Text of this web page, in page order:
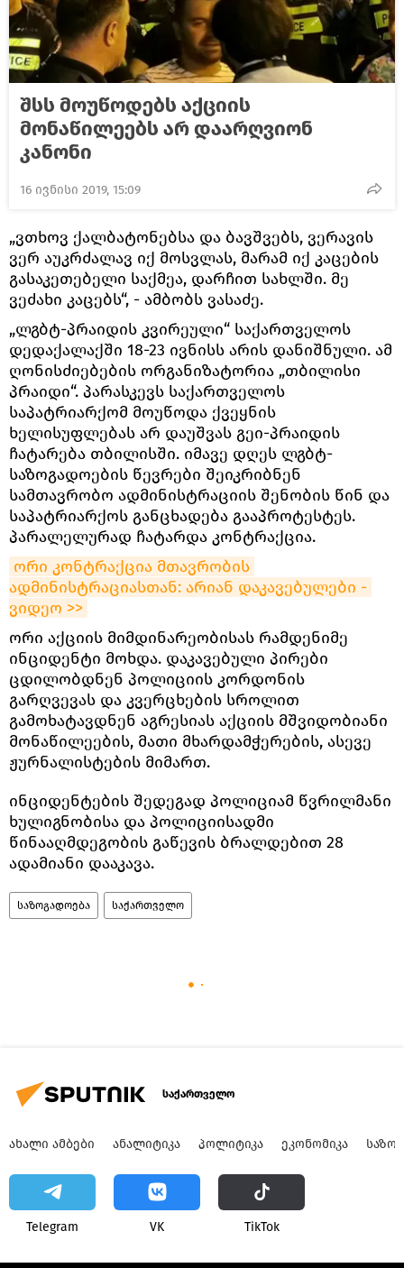
შსს მოუწოდებს აქციის
მონაწილეებს არ დაარღვიონ
კანონი
16 ივნისი 2019, 15:09
„ვთხოვ ქალბატონებსა და ბავშვებს, ვერავის
ვერ აუკრძალავ იქ მოსვლას, მარამ იქ კაცების
გასაკეთებელი საქმეა, დარჩით სახლში. მე
ვეძახი კაცებს“, - ამბობს ვასაძე.
„ლგბტ-პრაიდის კვირეული“ საქართველოს
დედაქალაქში 18-23 ივნისს არის დანიშნული. ამ
ღონისძიებების ორგანიზატორია „თბილისი
პრაიდი“. პარასკევს საქართველოს
საპატრიარქომ მოუწოდა ქვეყნის
ხელისუფლებას არ დაუშვას გეი-პრაიდის
ჩატარება თბილისში. იმავე დღეს ლგბტ-
საზოგადოების წევრები შეიკრიბნენ
სამთავრობო ადმინისტრაციის შენობის წინ და
საპატრიარქოს განცხადება გააპროტესტეს.
პარალელურად ჩატარდა კონტრაქცია.
ორი კონტრაქცია მთავრობის
ადმინისტრაციასთან: არიან დაკავებულები -
ვიდეო >>
ორი აქციის მიმდინარეობისას რამდენიმე
ინციდენტი მოხდა. დაკავებული პირები
ცდილობდნენ პოლიციის კორდონის
გარღვევას და კვერცხების სროლით
გამოხატავდნენ აგრესიას აქციის მშვიდობიანი
მონაწილეების, მათი მხარდამჭერების, ასევე
ჟურნალისტების მიმართ.
ინციდენტების შედეგად პოლიციამ წვრილმანი
ხულიგნობისა და პოლიციისადმი
წინააღმდეგობის გაწევის ბრალდებით 28
ადამიანი დააკავა.
საზოგადოება საქართველო
საქართველო
ᲐᲮᲐᲚᲘ ᲐᲛᲑᲔᲑᲘ ᲐᲜᲐᲚᲘᲢᲘᲙᲐ ᲞᲝᲚᲘᲢᲘᲙᲐ ᲔᲙᲝᲜᲝᲛᲘᲙᲐ
Telegram VK ТikТоk